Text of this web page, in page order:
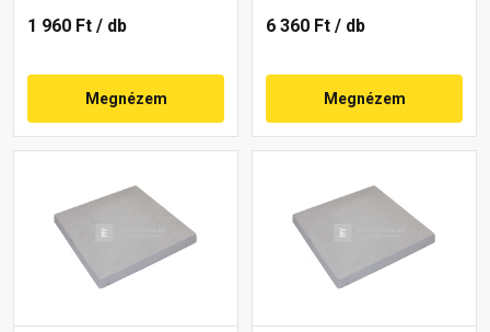
1 960 Ft / db
Megnézem
6 360 Ft / db
Megnézem